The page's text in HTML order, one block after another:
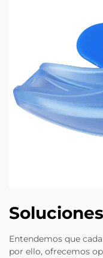
Entendemos que
por ello, ofrecemos